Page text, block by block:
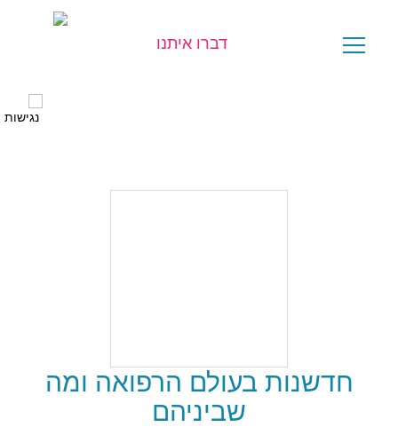
דברו איתנו
יש לכם שאלה?
חדשנות בעולם הרפואה ומה
שביניהם